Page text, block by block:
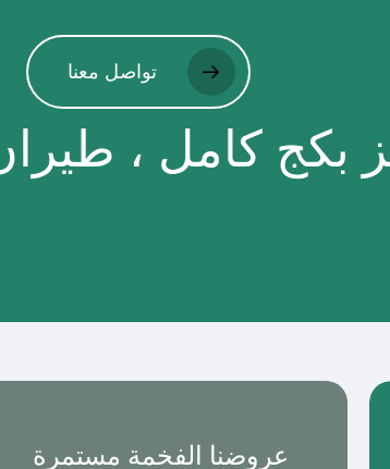
تواصل معنا
بكج كامل ،
عروضنا الفخمة مستمرة